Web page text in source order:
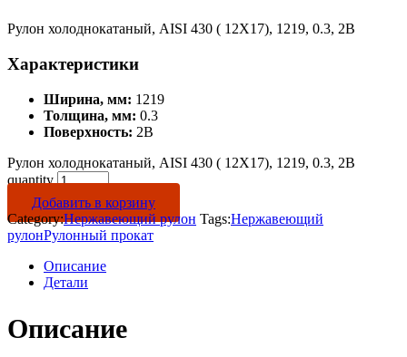
Рулон холоднокатаный, AISI 430 ( 12Х17), 1219, 0.3, 2B
Характеристики
Ширина, мм: 1219
Толщина, мм: 0.3
Поверхность: 2B
Рулон холоднокатаный, AISI 430 ( 12Х17), 1219, 0.3, 2B
quantity
Добавить в корзину
Category:Нержавеющий рулон Tags:Нержавеющий
рулонРулонный прокат
Описание
Детали
Описание